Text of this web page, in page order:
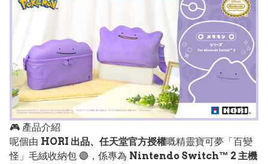
🎮 產品介紹
呢個由 HORI 出品、任天堂官方授權嘅精靈寶可夢「百變
怪」毛絨收納包 🟣，係專為 Nintendo Switch™ 2 主機